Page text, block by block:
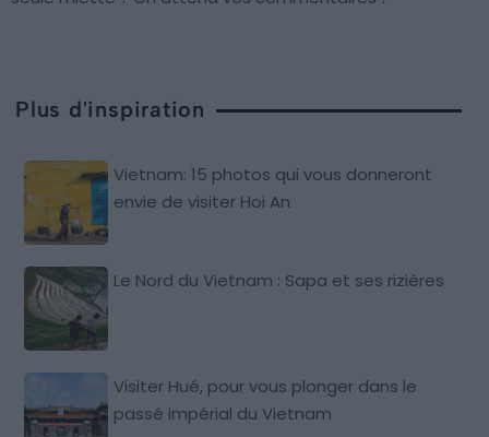
Plus d'inspiration
Vietnam: 15 photos qui vous donneront
envie de visiter Hoi An
Le Nord du Vietnam : Sapa et ses rizières
Visiter Hué, pour vous plonger dans le
passé impérial du Vietnam